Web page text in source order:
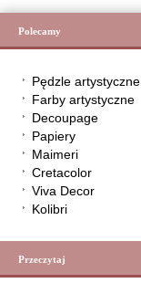
Polecamy
Pędzle artystyczne
Farby artystyczne
Decoupage
Papiery
Maimeri
Cretacolor
Viva Decor
Kolibri
Przeczytaj